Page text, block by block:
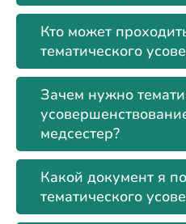
Кто может
тематического
Зачем нужно
медсестер?
Какой документ я
тематического